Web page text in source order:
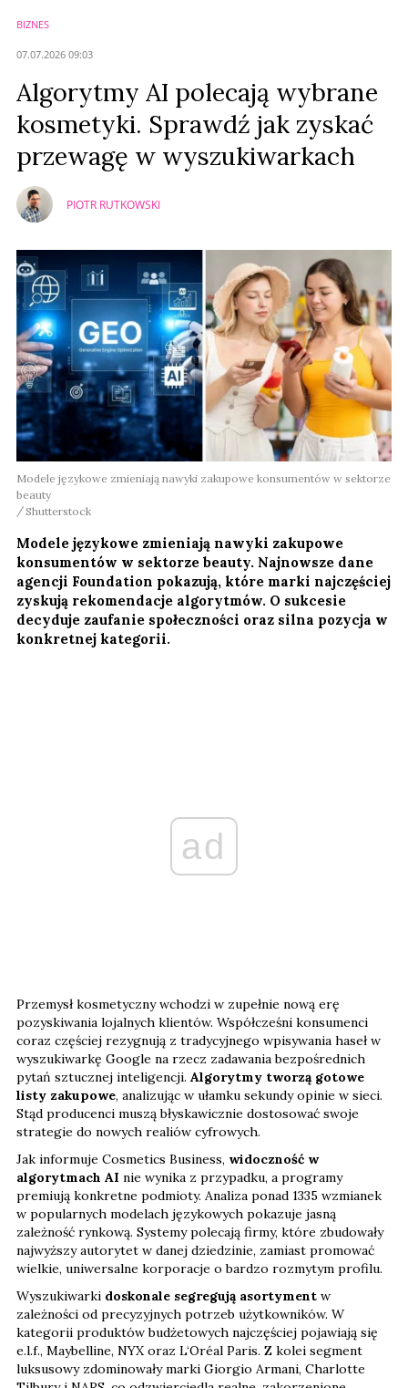
BIZNES
07.07.2026 09:03
Algorytmy AI polecają wybrane
kosmetyki. Sprawdź jak zyskać
przewagę w wyszukiwarkach
PIOTR RUTKOWSKI
Modele językowe zmieniają nawyki zakupowe konsumentów w sektorze
beauty
Shutterstock
Modele językowe zmieniają nawyki zakupowe
konsumentów w sektorze beauty. Najnowsze dane
agencji Foundation pokazują, które marki najczęściej
zyskują rekomendacje algorytmów. O sukcesie
decyduje zaufanie społeczności oraz silna pozycja w
konkretnej kategorii.
ad
Przemysł kosmetyczny wchodzi w zupełnie nową erę
pozyskiwania lojalnych klientów. Współcześni konsumenci
coraz częściej rezygnują z tradycyjnego wpisywania haseł w
wyszukiwarkę Google na rzecz zadawania bezpośrednich
pytań sztucznej inteligencji. Algorytmy tworzą gotowe
listy zakupowe, analizując w ułamku sekundy opinie w sieci.
Stąd producenci muszą błyskawicznie dostosować swoje
strategie do nowych realiów cyfrowych.
Jak informuje Cosmetics Business, widoczność w
algorytmach AI nie wynika z przypadku, a programy
premiują konkretne podmioty. Analiza ponad 1335 wzmianek
w popularnych modelach językowych pokazuje jasną
zależność rynkową. Systemy polecają firmy, które zbudowały
najwyższy autorytet w danej dziedzinie, zamiast promować
wielkie, uniwersalne korporacje o bardzo rozmytym profilu.
Wyszukiwarki doskonale segregują asortyment w
zależności od precyzyjnych potrzeb użytkowników. W
kategorii produktów budżetowych najczęściej pojawiają się
e.l.f., Maybelline, NYX oraz L‘Oréal Paris. Z kolei segment
luksusowy zdominowały marki Giorgio Armani, Charlotte